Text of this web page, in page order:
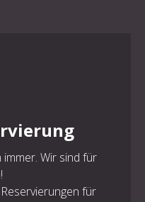
Wir sind für
für